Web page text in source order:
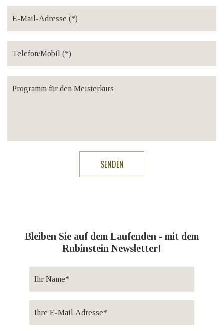
Bleiben Sie auf dem Laufenden - mit dem
Rubinstein Newsletter!